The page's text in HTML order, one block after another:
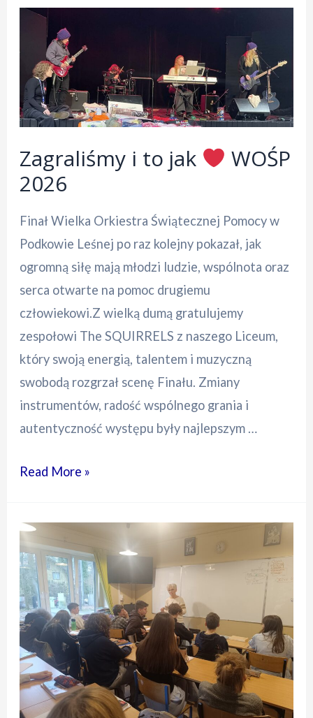
Zagraliśmy i to jak
WOŚP
2026
Finał Wielka Orkiestra Świątecznej Pomocy w
Podkowie Leśnej po raz kolejny pokazał, jak
ogromną siłę mają młodzi ludzie, wspólnota oraz
serca otwarte na pomoc drugiemu
człowiekowi.Z wielką dumą gratulujemy
zespołowi The SQUIRRELS z naszego Liceum,
który swoją energią, talentem i muzyczną
swobodą rozgrzał scenę Finału. Zmiany
instrumentów, radość wspólnego grania i
autentyczność występu były najlepszym …
Zagraliśmy
WOŚP
2026
Read More »